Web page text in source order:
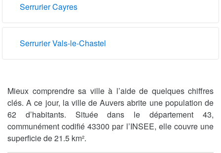
Serrurier Cayres
Serrurier Vals-le-Chastel
Mieux comprendre sa ville à l’aide de quelques chiffres
clés. A ce jour, la ville de Auvers abrite une population de
62 d’habitants. Située dans le département 43,
communément codifié 43300 par l’INSEE, elle couvre une
superficie de 21.5 km².